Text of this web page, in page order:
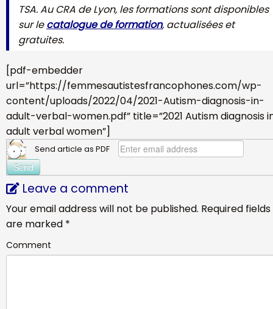
TSA. Au CRA de Lyon, les formations sont disponibles
sur lecatalogue de formation, actualisées et
gratuites.
[pdf-embedder
url=”https://femmesautistesfrancophones.com/wp-
content/uploads/2022/04/2021-Autism-diagnosis-in-
adult-verbal-women.pdf” title=”2021 Autism diagnosis
adult verbal women”]
Send article as PDF
Leave a comment
Your email address will not be published. Required fields
are marked *
Comment